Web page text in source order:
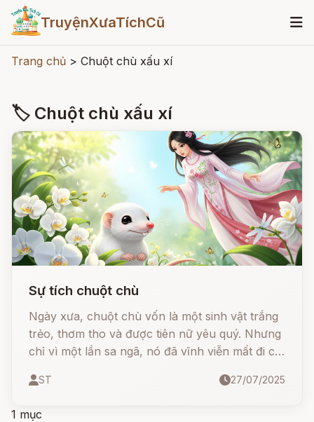
TruyệnXưaTíchCũ
Trang chủ > Chuột chù xấu xí
🏷 Chuột chù xấu xí
Sự tích chuột chù
Ngày xưa, chuột chù vốn là một sinh vật trắng
trẻo, thơm tho và được tiên nữ yêu quý. Nhưng
chỉ vì một lần sa ngã, nó đã vĩnh viễn mất đi cơ
ST 27/07/2025
1 mục